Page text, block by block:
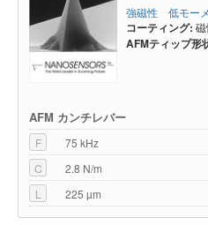
強磁性 低モー
コーティング:
AFMティップ形
AFM カンチレバー
F
75 kHz
C
2.8 N/m
L
225 µm